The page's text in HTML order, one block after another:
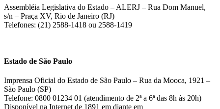
Assembléia Legislativa do Estado – ALERJ – Rua Dom Manuel,
s/n – Praça XV, Rio de Janeiro (RJ)
Telefones: (21) 2588-1418 ou 2588-1419
Estado de São Paulo
Imprensa Oficial do Estado de São Paulo – Rua da Mooca, 1921 –
São Paulo (SP)
Telefone: 0800 01234 01 (atendimento de 2ª a 6ª das 8h às 20h)
Disponível na Internet de 1891 em diante em